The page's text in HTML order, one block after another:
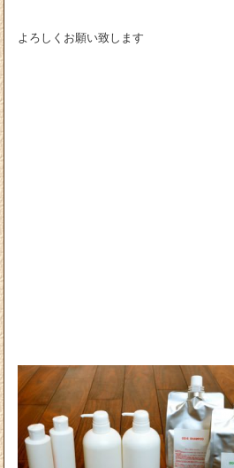
よろしくお願い致します